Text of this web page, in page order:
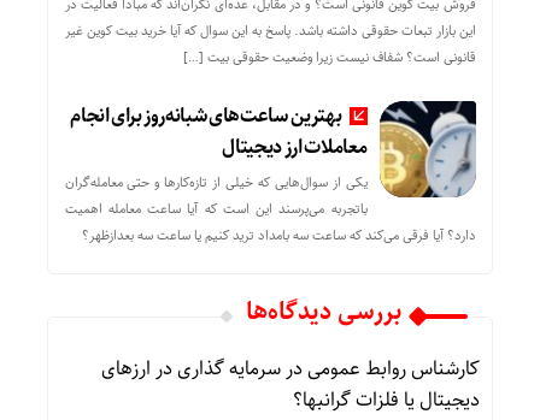
فروش بیت کوین قانونی است؟ و در مقابل، عده‌ای نگران‌اند که مبادا فعالیت در
این بازار تبعات حقوقی داشته باشد. پاسخ به این سوال که آیا خرید بیت کوین غیر
قانونی است؟ شفاف نیست زیرا وضعیت حقوقی بیت‌ […]
بهترین ساعت‌های شبانه‌روز برای انجام
معاملات ارز دیجیتال
یکی از سوال‌هایی که خیلی از تازه‌کارها و حتی معامله‌گران
باتجربه می‌پرسند این است که آیا ساعت معامله اهمیت
دارد؟ آیا فرقی می‌کند که ساعت سه بامداد ترید کنیم یا ساعت سه بعدازظهر؟
بررسی دیدگاه‌ها
کارشناس روابط عمومیدرسرمایه گذاری در ارزهای
دیجیتال یا فلزات گرانبها؟